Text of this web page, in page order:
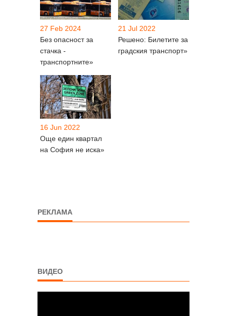
27 Feb 2024
Без опасност за
стачка -
транспортните»
21 Jul 2022
Решено: Билетите за
градския транспорт»
16 Jun 2022
Още един квартал
на София не иска»
РЕКЛАМА
ВИДЕО